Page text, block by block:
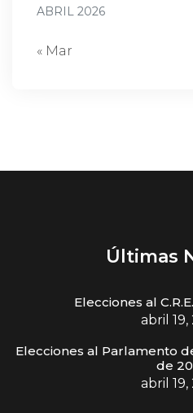
ABRIL 2026
« Mar
Últimas
Elecciones al
abril 19,
Elecciones al Parlamento
de
abril 19,